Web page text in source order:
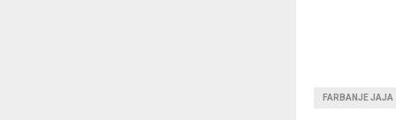
FARBANJE JAJA